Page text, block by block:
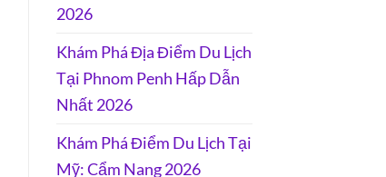
2026
Khám Phá Địa Điểm Du Lịch
Tại Phnom Penh Hấp Dẫn
Nhất 2026
Khám Phá Điểm Du Lịch Tại
Mỹ: Cẩm Nang 2026